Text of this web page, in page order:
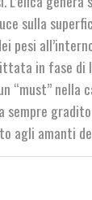
sulla
pesi
in fase di
“must” nella
sempre
agli amanti